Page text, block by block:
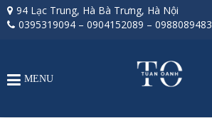
94 Lạc Trung, Hà Bà Trưng, Hà Nội
0395319094 – 0904152089 – 0988089483
MENU